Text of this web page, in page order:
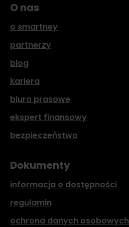
O nas
o smartney
partnerzy
blog
kariera
biuro prasowe
ekspert finansowy
bezpieczeństwo
Dokumenty
informacja o dostępności
regulamin
ochrona danych osobowych